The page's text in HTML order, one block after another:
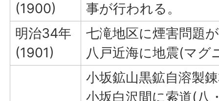
(1900)
事が行われる。
明治34年
(1901)
七滝地区に煙害問題
八戸近海に地震(マグ
小坂鉱山黒鉱自溶製
小坂白沢間に索道(八